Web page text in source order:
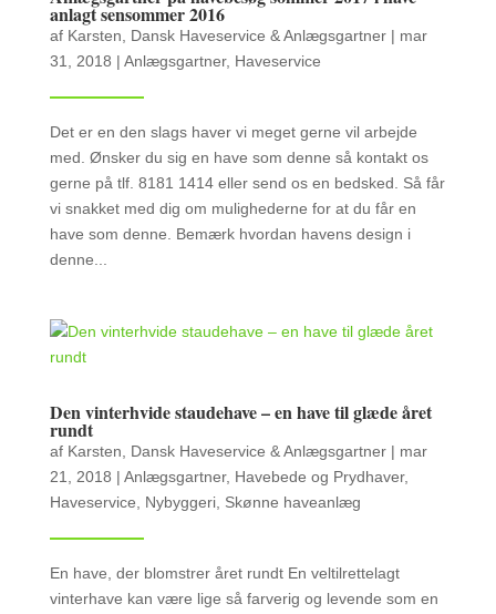
anlagt sensommer 2016
af Karsten, Dansk Haveservice & Anlægsgartner| mar
31, 2018 | Anlægsgartner, Haveservice
Det er en den slags haver vi meget gerne vil arbejde
med. Ønsker du sig en have som denne så kontakt os
gerne på tlf. 8181 1414 eller send os en bedsked. Så får
vi snakket med dig om mulighederne for at du får en
have som denne. Bemærk hvordan havens design i
denne...
Den vinterhvide staudehave – en have til glæde året
rundt
af Karsten, Dansk Haveservice & Anlægsgartner| mar
21, 2018 | Anlægsgartner, Havebede og Prydhaver,
Haveservice
Nybyggeri, Skønne haveanlæg
En have, der blomstrer året rundt En veltilrettelagt
vinterhave kan være lige så farverig og levende som en